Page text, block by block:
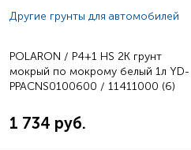
Другие грунты для автомобилей
POLARON / P4+1 HS 2K грунт
мокрый по мокрому белый 1л YD-
PPACNS0100600 / 11411000 (6)
1 734 руб.